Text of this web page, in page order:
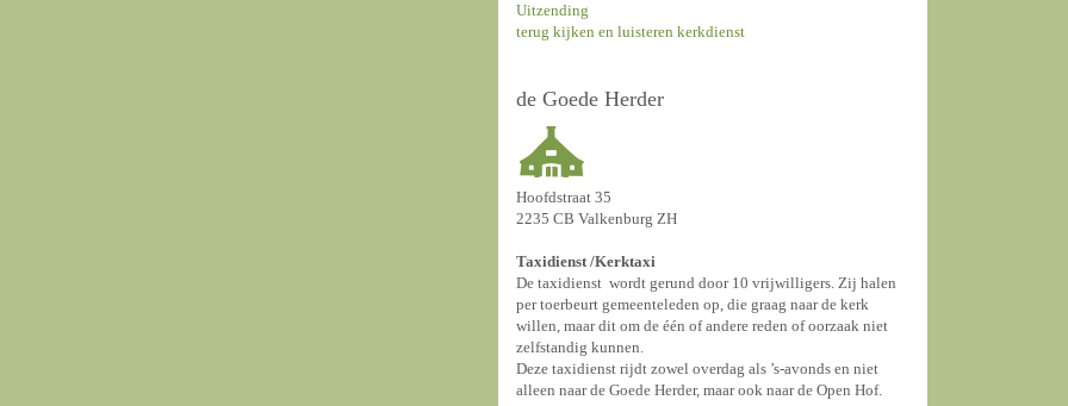
Uitzending
terug kijken en luisteren kerkdienst
de Goede Herder
Hoofdstraat 35
2235 CB Valkenburg ZH
Taxidienst /Kerktaxi
De taxidienst wordt gerund door 10 vrijwilligers. Zij halen
per toerbeurt gemeenteleden op, die graag naar de kerk
willen, maar dit om de één of andere reden of oorzaak niet
zelfstandig kunnen.
Deze taxidienst rijdt zowel overdag als ’s-avonds en niet
alleen naar de Goede Herder, maar ook naar de Open Hof.